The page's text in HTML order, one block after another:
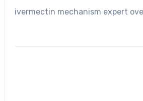
ivermectin mechanism expert